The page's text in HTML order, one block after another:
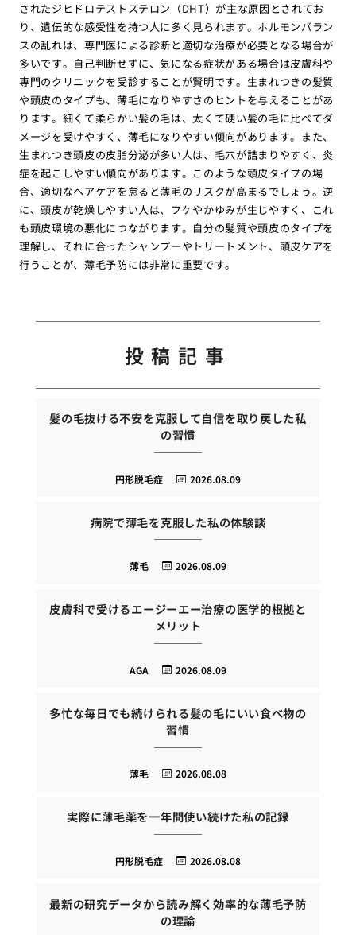
されたジヒドロテストステロン（DHT）が主な原因とされてお
り、遺伝的な感受性を持つ人に多く見られます。ホルモンバラン
スの乱れは、専門医による診断と適切な治療が必要となる場合が
多いです。自己判断せずに、気になる症状がある場合は皮膚科や
専門のクリニックを受診することが賢明です。生まれつきの髪質
や頭皮のタイプも、薄毛になりやすさのヒントを与えることがあ
ります。細くて柔らかい髪の毛は、太くて硬い髪の毛に比べてダ
メージを受けやすく、薄毛になりやすい傾向があります。また、
生まれつき頭皮の皮脂分泌が多い人は、毛穴が詰まりやすく、炎
症を起こしやすい傾向があります。このような頭皮タイプの場
合、適切なヘアケアを怠ると薄毛のリスクが高まるでしょう。逆
に、頭皮が乾燥しやすい人は、フケやかゆみが生じやすく、これ
も頭皮環境の悪化につながります。自分の髪質や頭皮のタイプを
理解し、それに合ったシャンプーやトリートメント、頭皮ケアを
行うことが、薄毛予防には非常に重要です。
投稿記事
髪の毛抜ける不安を克服して自信を取り戻した私
の習慣
2026.08.09
円形脱毛症
病院で薄毛を克服した私の体験談
2026.08.09
薄毛
皮膚科で受けるエージーエー治療の医学的根拠と
メリット
2026.08.09
AGA
多忙な毎日でも続けられる髪の毛にいい食べ物の
習慣
2026.08.08
薄毛
実際に薄毛薬を一年間使い続けた私の記録
2026.08.08
円形脱毛症
最新の研究データから読み解く効率的な薄毛予防
の理論